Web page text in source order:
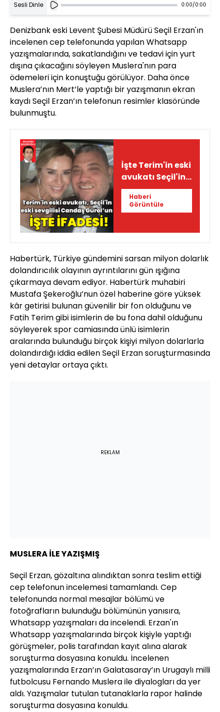
Sesli Dinle 0:00/0:00
Denizbank eski Levent Şubesi Müdürü Seçil Erzan'ın
incelenen cep telefonunda yapılan Whatsapp
yazışmalarında, sakatlandığını ve tedavi için yurt
dışına çıkacağını söyleyen Muslera'nın para
ödemeleri için konuştuğu görülüyor. Daha önce
Muslera’nın Mert’le yaptığı bir yazışmanın ekran
kaydı Seçil Erzan’ın telefonun resimler klasöründe
bulunmuştu.
İşte Terim'in eski
avukatı Seçil'in
eski sevgilisi
Candaş
Gürol'un ifadesi!
Haberi
Görüntüle
Habertürk, Türkiye gündemini sarsan milyon dolarlık
dolandırıcılık olayının ayrıntılarını gün ışığına
çıkarmaya devam ediyor. Habertürk muhabiri
Mustafa Şekeroğlu’nun özel haberine göre yüksek
kâr getirisi bulunan güvenilir bir fon olduğunu ve
Fatih Terim gibi isimlerin de bu fona dahil olduğunu
söyleyerek spor camiasında ünlü isimlerin
aralarında bulunduğu birçok kişiyi milyon dolarlarla
dolandırdığı iddia edilen Seçil Erzan soruşturmasında
yeni detaylar ortaya çıktı.
REKLAM
MUSLERA İLE YAZIŞMIŞ
Seçil Erzan, gözaltına alındıktan sonra teslim ettiği
cep telefonun incelemesi tamamlandı. Cep
telefonunda normal mesajlar bölümü ve
fotoğrafların bulunduğu bölümünün yanısıra,
Whatsapp yazışmaları da incelendi. Erzan'ın
Whatsapp yazışmalarında birçok kişiyle yaptığı
görüşmeler, polis tarafından kayıt alına alarak
soruşturma dosyasına konuldu. İncelenen
yazışmalarında Erzan’ın Galatasaray’ın Urugaylı milli
futbolcusu Fernando Muslera ile diyalogları da yer
aldı. Yazışmalar tutulan tutanaklarla rapor halinde
soruşturma dosyasına konuldu.